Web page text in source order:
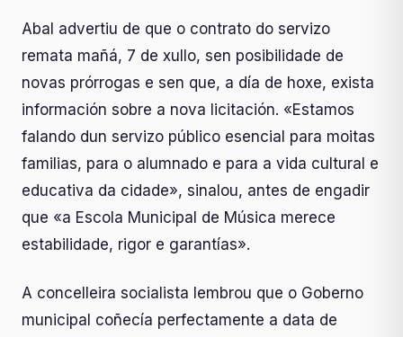
Abal advertiu de que o contrato do servizo
remata mañá, 7 de xullo, sen posibilidade de
novas prórrogas e sen que, a día de hoxe, exista
información sobre a nova licitación. «Estamos
falando dun servizo público esencial para moitas
familias, para o alumnado e para a vida cultural e
educativa da cidade», sinalou, antes de engadir
que «a Escola Municipal de Música merece
estabilidade, rigor e garantías».
A concelleira socialista lembrou que o Goberno
municipal coñecía perfectamente a data de